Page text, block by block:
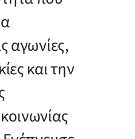
αγωνίες,
και την